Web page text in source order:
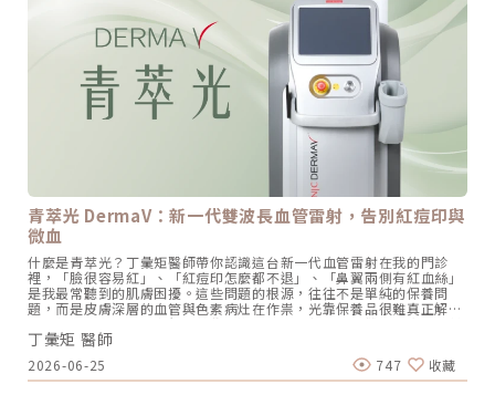
並非單純的商業交易，所有的療程都伴隨著風險。因此，作為消費者應
該謹慎選擇合適的醫療方案，以確保安全與健康。
生或者下陷，形成不規則的疤痕，使皮膚顯得不平整，留下坑坑疤疤的
痕跡。認識痘疤類型有哪些？要了解痘疤的類型，我們可以概括為2大
類型：【痘印∕痘斑】、【痘疤】。瞭解這些類型對於改善痘疤有著相
當重要的意義，因為不同的痘疤需要不同的處理方式。 痘印∕痘斑：這
種痘疤是暫時性的現象，大多出現紅色或黑棕色，主要出現在痘痘退去
後。痘印／痘斑是由痘痘引起的發炎，帶來血管擴張和色素沉澱，通常
會隨著時間逐漸淡化。(1)紅痘疤：紅痘疤主要是痘痘的發炎而產生，
當痘痘在發炎階段時，周遭的微血管會擴張，形成紅色的痘印。這種類
型的痘疤通常會在痘痘消退後數週內漸漸好轉。• 紅痘疤：紅痘疤主
要是痘痘的發炎而產生，當痘痘在發炎階段時，周遭的微血管會擴張，
形成紅色的痘印。這種類型的痘疤通常會在痘痘消退後數週內漸漸好
轉。• 黑痘疤：黑色痘疤大多表現是深黑或咖啡色，由於痘痘造成皮
膚組織受損，黑色素會開始在皮膚表面累積形成。黑色痘疤相較於紅色
痘疤更難消退，需要長時間的護理才能見效。 2. 痘疤：痘疤是由嚴重
的痘痘發炎和皮膚組織受損導致的疤痕，大多表現凹陷或凸起的狀態。
相較於痘印∕痘斑，痘疤通常需要長時間和專業治療才能消退。• 凸
痘疤：主要形成原因是傷口異常癒合，如果纖維母細胞太過活躍，會引
起過多的膠原蛋白，導致組織增生，進而在皮膚表面形成凸起的痘疤。
• 凹痘疤：主要是痘痘傷口太深，修復過程中流失大量的膠原蛋白，
導致皮膚凹陷。3大解決痘疤策略許多人會因為痘疤而感到困擾，痘疤
們。接下來，讓我們來看痘疤消除的各種方法吧！ 尋求皮膚科醫師如果
正在困擾痘痘及痘痘會留疤的問題，不妨考慮向皮膚科醫生尋求解決。
醫師會根據每個人的情況和症狀，提供適合的治療方案。以下是常見的
青萃光 DermaV：新一代雙波長血管雷射，告別紅痘印與
微血
什麼是青萃光？丁彙矩醫師帶你認識這台新一代血管雷射在我的門診
裡，「臉很容易紅」、「紅痘印怎麼都不退」、「鼻翼兩側有紅血絲」
是我最常聽到的肌膚困擾。這些問題的根源，往往不是單純的保養問
題，而是皮膚深層的血管與色素病灶在作祟，光靠保養品很難真正解
決。針對這類困擾，我們辰美學引進了目前最新一代的雙波長血管雷射
儀器，青萃光（DermaV）。青萃光由國際知名醫美設備大廠 Lutronic
研發，專門針對皮膚的血管病灶與問題設計，能深入皮下，透過不同能
量密度、脈寬、光斑大小變化，進行深淺層的客製化治療，是我目前在
處理酒糟泛紅、紅痘印、微血管絲等問題時，最常使用也最信賴的選擇
丁彙矩 醫師
2026-06-25 747 收藏